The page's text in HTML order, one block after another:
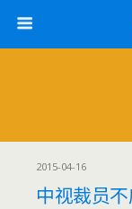
2015-04-16
中视裁员